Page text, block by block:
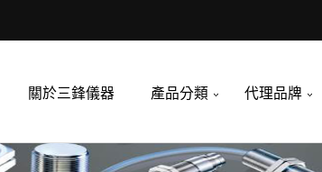
關於三鋒儀器 產品分類 代理品牌